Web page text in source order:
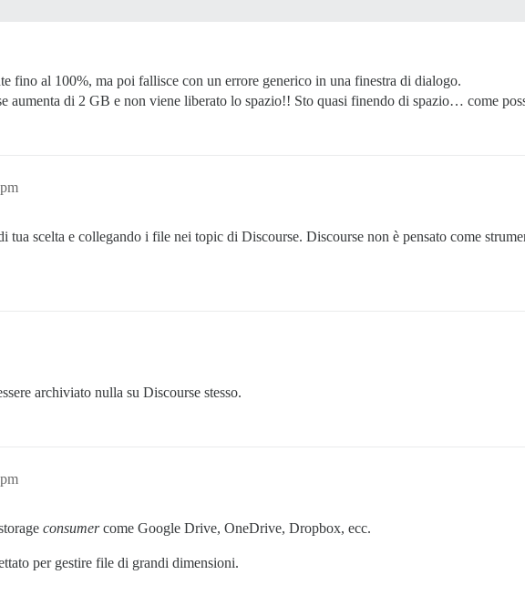
fino al 100%, ma poi fallisce con un errore generico in una finestra di dialogo.
aumenta di 2 GB e non viene liberato lo spazio!! Sto quasi finendo di spazio… come
tua scelta e collegando i file nei topic di Discourse. Discourse non è pensato come
archiviato nulla su Discourse stesso.
consumercome Google Drive, OneDrive, Dropbox, ecc.
per gestire file di grandi dimensioni.